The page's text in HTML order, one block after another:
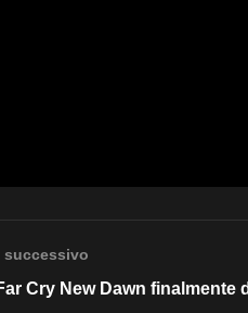
successivo
Cry New Dawn